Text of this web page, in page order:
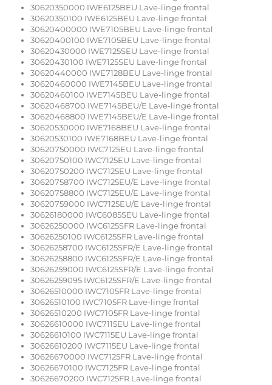
30620350000 IWE6125BEU Lave-linge frontal
30620350100 IWE6125BEU Lave-linge frontal
30620400000 IWE7105BEU Lave-linge frontal
30620400100 IWE7105BEU Lave-linge frontal
30620430000 IWE7125SEU Lave-linge frontal
30620430100 IWE7125SEU Lave-linge frontal
30620440000 IWE7128BEU Lave-linge frontal
30620460000 IWE7145BEU Lave-linge frontal
30620460100 IWE7145BEU Lave-linge frontal
30620468700 IWE7145BEU/E Lave-linge frontal
30620468800 IWE7145BEU/E Lave-linge frontal
30620530000 IWE7168BEU Lave-linge frontal
30620530100 IWE7168BEU Lave-linge frontal
30620750000 IWC7125EU Lave-linge frontal
30620750100 IWC7125EU Lave-linge frontal
30620750200 IWC7125EU Lave-linge frontal
30620758700 IWC7125EU/E Lave-linge frontal
30620758800 IWC7125EU/E Lave-linge frontal
30620759000 IWC7125EU/E Lave-linge frontal
30626180000 IWC6085SEU Lave-linge frontal
30626250000 IWC6125SFR Lave-linge frontal
30626250100 IWC6125SFR Lave-linge frontal
30626258700 IWC6125SFR/E Lave-linge frontal
30626258800 IWC6125SFR/E Lave-linge frontal
30626259000 IWC6125SFR/E Lave-linge frontal
30626259095 IWC6125SFR/E Lave-linge frontal
30626510000 IWC7105FR Lave-linge frontal
30626510100 IWC7105FR Lave-linge frontal
30626510200 IWC7105FR Lave-linge frontal
30626610000 IWC7115EU Lave-linge frontal
30626610100 IWC7115EU Lave-linge frontal
30626610200 IWC7115EU Lave-linge frontal
30626670000 IWC7125FR Lave-linge frontal
30626670100 IWC7125FR Lave-linge frontal
30626670200 IWC7125FR Lave-linge frontal